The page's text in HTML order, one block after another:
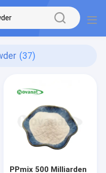
(37)
PPmix 500 Milliarden